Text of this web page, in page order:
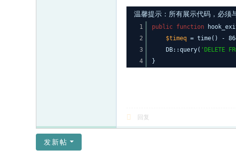
温馨提示：所有展示代码，必
1
2
3
4
public function
$timeq = time() -
DB::query( 'DELETE
}
回复
发新帖